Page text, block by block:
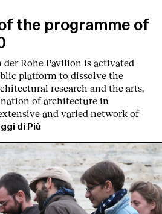
the programme of
der Rohe Pavilion is activated
platform to dissolve the
research and the arts,
of architecture in
and varied network of
di Più